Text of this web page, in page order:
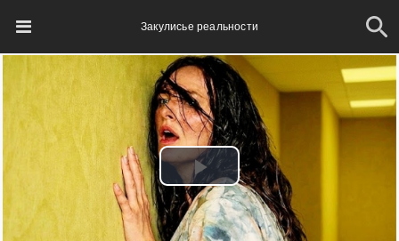
Закулисье реальности
Play
Video